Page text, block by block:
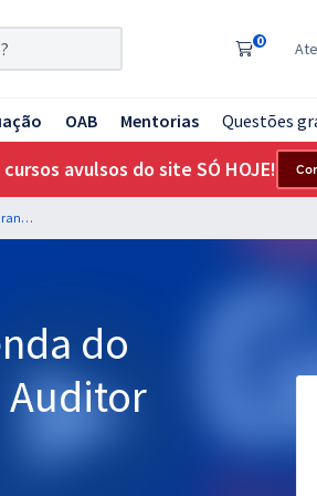
0
OAB Mentorias Questões
avulsos do site SÓ HOJE!
SEFAZ RS - Secretaria da Fazenda do Estado do Rio Grande do Sul - Auditor Fiscal da Receita Estadual
do
Auditor